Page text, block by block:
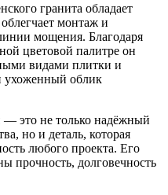
гранита обладает
монтаж и
мощения. Благодаря
цветовой палитре он
видами плитки и
ухоженный облик
это не только надёжный
но и деталь, которая
любого проекта. Его
прочность, долговечность